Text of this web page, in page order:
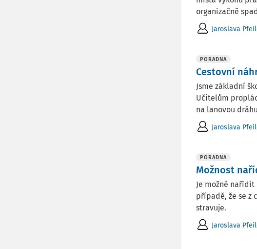
organizačně
Jaroslava
PORADNA
Cestovní
Jsme základní
Učitelům
na lanovou
Jaroslava
PORADNA
Možnost
Je možné
případě, že se z
stravuje.
Jaroslava